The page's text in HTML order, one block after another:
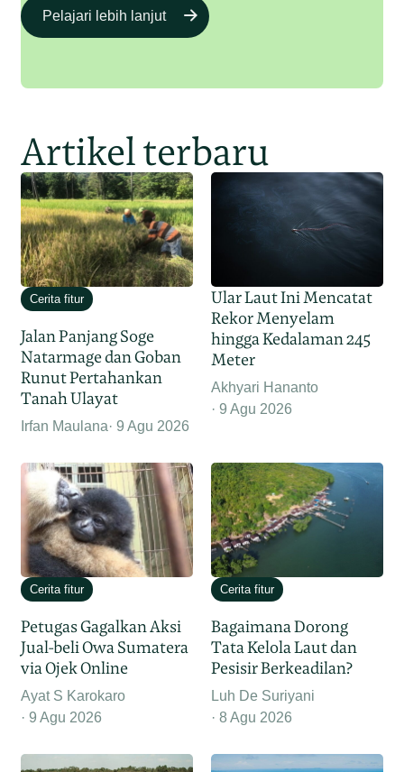
Pelajari lebih lanjut
Artikel terbaru
Cerita fitur
Jalan Panjang Soge
Natarmage dan Goban
Runut Pertahankan
Tanah Ulayat
Irfan Maulana 9 Agu 2026
Ular Laut Ini Mencatat
Rekor Menyelam
hingga Kedalaman 245
Meter
Akhyari Hananto
9 Agu 2026
Cerita fitur
Petugas Gagalkan Aksi
Jual-beli Owa Sumatera
via Ojek Online
Ayat S Karokaro
9 Agu 2026
Cerita fitur
Bagaimana Dorong
Tata Kelola Laut dan
Pesisir Berkeadilan?
Luh De Suriyani
8 Agu 2026